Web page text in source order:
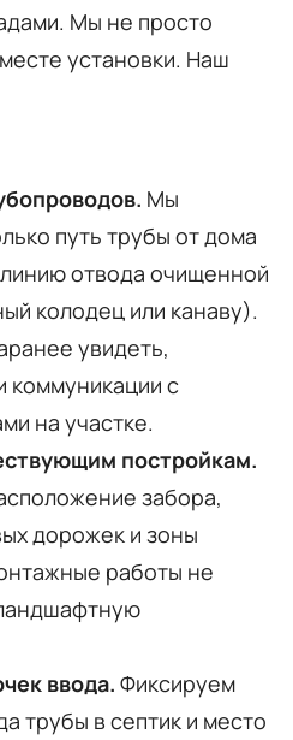
Мы не просто
установки. Наш
Мы
путь трубы от дома
отвода очищенной
колодец или канаву).
увидеть,
коммуникации с
на участке.
постройкам.
забора,
дорожек и зоны
работы не
ввода. Фиксируем
трубы в септик и место